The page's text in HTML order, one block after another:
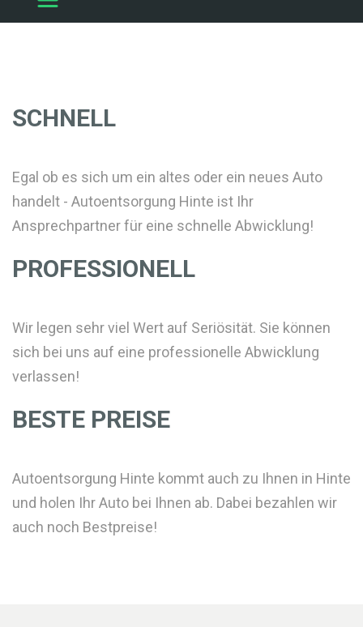
SCHNELL
Egal ob es sich um ein altes oder ein neues Auto
handelt - Autoentsorgung Hinte ist Ihr
Ansprechpartner für eine schnelle Abwicklung!
PROFESSIONELL
Wir legen sehr viel Wert auf Seriösität. Sie können
sich bei uns auf eine professionelle Abwicklung
verlassen!
BESTE PREISE
Autoentsorgung Hinte kommt auch zu Ihnen in Hinte
und holen Ihr Auto bei Ihnen ab. Dabei bezahlen wir
auch noch Bestpreise!